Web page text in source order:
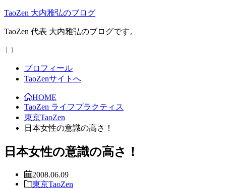
TaoZen 大内雅弘のブログ
TaoZen 代表 大内雅弘のブログです。
プロフィール
TaoZenサイトへ
HOME
TaoZen ライフプラクティス
東京TaoZen
日本女性の意識の高さ！
日本女性の意識の高さ！
2008.06.09
東京TaoZen